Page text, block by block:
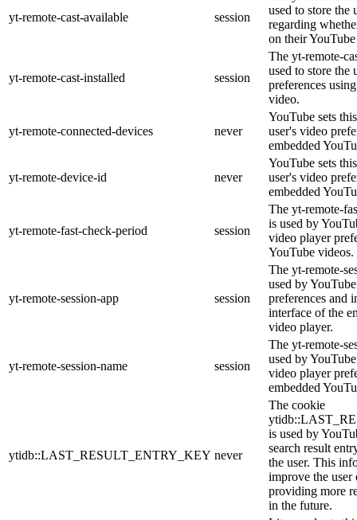
yt-remote-cast-available session
used to store the
regarding
on their
yt-remote-cast-installed session
The yt-remote-
used to store the
preferences
video.
yt-remote-connected-devices never
YouTube sets
user's video
embedded
yt-remote-device-id never
YouTube sets
user's video
embedded
yt-remote-fast-check-period session
The yt-remote-
is used by
video player
YouTube videos.
yt-remote-session-app session
The yt-remote-
used by
preferences and
interface of the
video player.
yt-remote-session-name session
The yt-remote-
used by
video player
embedded
ytidb::LAST_RESULT_ENTRY_KEY never
The cookie
is used by
search result
the user. This
improve the user
providing more
in the future.